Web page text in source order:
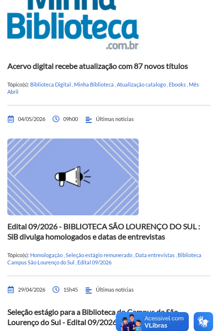
Acervo digital recebe atualização com 87 novos títulos
Tópico(s): Biblioteca Digital Minha Biblioteca Atualização catalogo Ebooks Mês
Abril
04/05/2026 09h00 Últimas notícias
Edital 09/2026 - BIBLIOTECA SÃO LOURENÇO DO SUL :
SiB divulga homologados e datas de entrevistas
Tópico(s): Homologação Seleção estágio remunerado Data entrevistas Biblioteca
Campus São Lourenço do Sul
Edital 09/2026
29/04/2026 15h45 Últimas notícias
Seleção estágio para a Biblioteca do Campus de São
Lourenço do Sul - Edital 09/2026